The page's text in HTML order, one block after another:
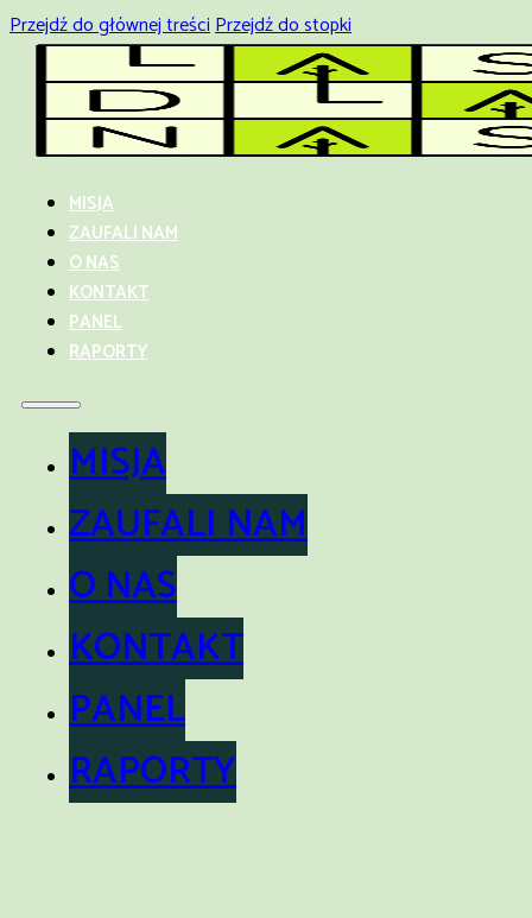
Przejdź do głównej treściPrzejdź do stopki
MISJA
ZAUFALI NAM
O NAS
KONTAKT
PANEL
RAPORTY
MISJA
ZAUFALI NAM
O NAS
KONTAKT
PANEL
RAPORTY